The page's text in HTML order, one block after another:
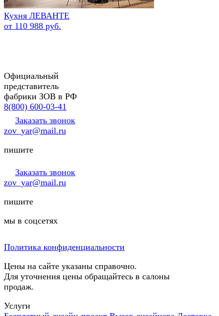
Кухня ЛЕВАНТЕ
от 110 988 руб.
Официальный
представитель
фабрики ЗОВ в РФ
8(800) 600-03-41
Заказать звонок
zov_yar@mail.ru
пишите
Заказать звонок
zov_yar@mail.ru
пишите
мы в соцсетях
Политика конфиденциальности
Цены на сайте указаны справочно.
Для уточнения цены обращайтесь в салоны
продаж.
Услуги